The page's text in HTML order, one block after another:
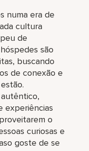
numa era de
cultura
de
são
buscando
de conexão e
experiências
o
curiosas e
goste de se